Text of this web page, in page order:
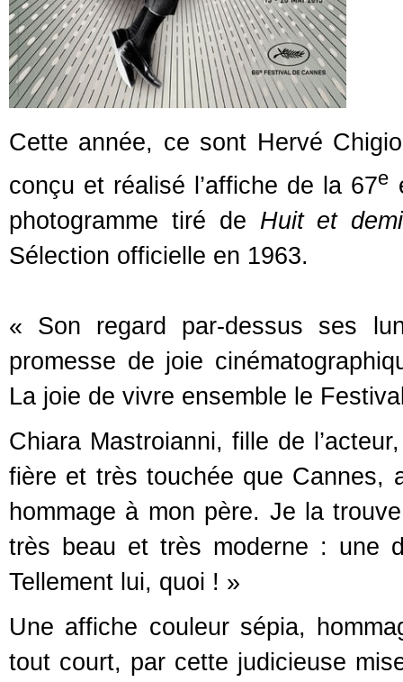
Cette année, ce sont Hervé
conçu et réalisé l’affiche de la 67e
photogramme tiré de Huit et demi
Sélection officielle en 1963.
« Son regard par-dessus ses
promesse de joie
La joie de vivre ensemble le
Chiara Mastroianni, fille de
fière et très touchée que Cannes,
hommage à mon père. Je la
très beau et très moderne : une
Tellement lui, quoi ! »
Une affiche couleur sépia,
tout court, par cette judicieuse